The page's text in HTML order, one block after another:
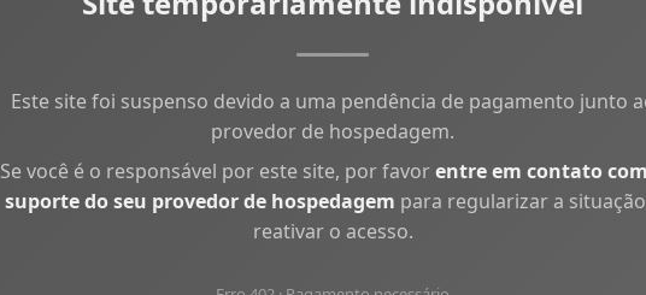
Este site foi suspenso devido a uma pendência de pagamento junto
provedor de hospedagem.
Se você é o responsável por este site, por favorentre em contato
suporte do seu provedor de hospedagem para regularizar a
reativar o acesso.